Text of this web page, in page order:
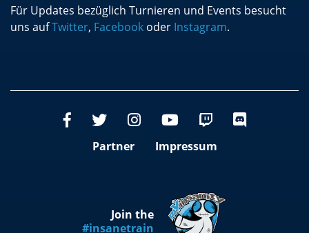
Für Updates bezüglich Turnieren und Events besucht
uns aufTwitter, Facebook oder Instagram.
Partner Impressum
Join the
#insanetrain